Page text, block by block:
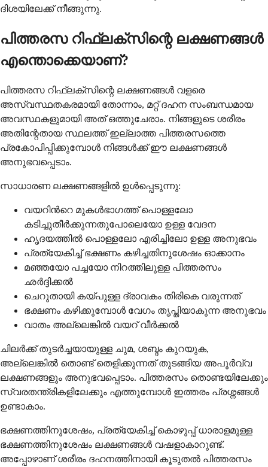
ദിശയിലേക്ക് നീങ്ങുന്നു.
പിത്തരസ റിഫ്ലക്സിന്റെ ലക്ഷണങ്ങൾ
എന്തൊക്കെയാണ്?
പിത്തരസ റിഫ്ലക്സിന്റെ ലക്ഷണങ്ങൾ വളരെ
അസ്വസ്ഥതകരമായി തോന്നാം, മറ്റ് ദഹന സംബന്ധമായ
അവസ്ഥകളുമായി അത് ഒത്തുചേരാം. നിങ്ങളുടെ ശരീരം
അതിന്റേതായ സ്ഥലത്ത് ഇല്ലാത്ത പിത്തരസത്തെ
പ്രകോപിപ്പിക്കുമ്പോൾ നിങ്ങൾക്ക് ഈ ലക്ഷണങ്ങൾ
അനുഭവപ്പെടാം.
സാധാരണ ലക്ഷണങ്ങളിൽ ഉൾപ്പെടുന്നു:
വയറിന്‍റെ മുകള്‍ഭാഗത്ത്‌ പൊള്ളലോ
കടിച്ചുതീര്‍ക്കുന്നതുപോലെയോ ഉള്ള വേദന
ഹൃദയത്തില്‍ പൊള്ളലോ എരിച്ചിലോ ഉള്ള അനുഭവം
പ്രത്യേകിച്ച്‌ ഭക്ഷണം കഴിച്ചതിനുശേഷം ഓക്കാനം
മഞ്ഞയോ പച്ചയോ നിറത്തിലുള്ള പിത്തരസം
ഛര്‍ദ്ദിക്കല്‍
ചെറുതായി കയ്പുള്ള ദ്രാവകം തിരികെ വരുന്നത്‌
ഭക്ഷണം കഴിക്കുമ്പോള്‍ വേഗം തൃപ്തിയാകുന്ന അനുഭവം
വാതം അല്ലെങ്കില്‍ വയറ് വീര്‍ക്കല്‍
ചിലര്‍ക്ക്‌ തുടര്‍ച്ചയായുള്ള ചുമ, ശബ്ദം കുറയുക,
അല്ലെങ്കില്‍ തൊണ്ട്‌ തെളിക്കുന്നത്‌ തുടങ്ങിയ അപൂര്‍വ്വ
ലക്ഷണങ്ങളും അനുഭവപ്പെടാം. പിത്തരസം തൊണ്ടയിലേക്കും
സ്വരതന്ത്രികളിലേക്കും എത്തുമ്പോള്‍ ഇത്തരം പ്രശ്നങ്ങള്‍
ഉണ്ടാകാം.
ഭക്ഷണത്തിനുശേഷം, പ്രത്യേകിച്ച്‌ കൊഴുപ്പ്‌ ധാരാളമുള്ള
ഭക്ഷണത്തിനുശേഷം ലക്ഷണങ്ങള്‍ വഷളാകാറുണ്ട്.
അപ്പോഴാണ്‌ ശരീരം ദഹനത്തിനായി കൂടുതല്‍ പിത്തരസം